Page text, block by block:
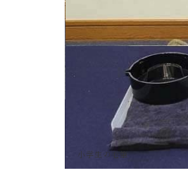
小学生の毛筆